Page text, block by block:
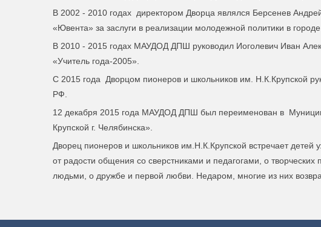
В 2002 - 2010 годах директором Дворца являлся Берсенев
«Ювента» за заслуги в реализации молодежной политики в городе
В 2010 - 2015 годах МАУДОД ДПШ руководил Иоголевич Иван
«Учитель года-2005».
С 2015 года Дворцом пионеров и школьников им. Н.К.Крупской
РФ.
12 декабря 2015 года МАУДОД ДПШ был переименован в
Крупской г. Челябинска».
Дворец пионеров и школьников им.Н.К.Крупской встречает
от радости общения со сверстниками и педагогами, о
людьми, о дружбе и первой любви. Недаром, многие из них